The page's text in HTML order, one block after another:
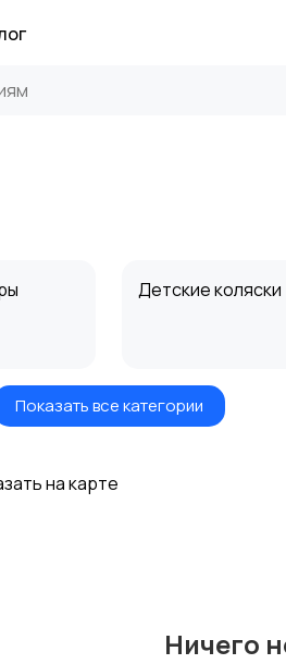
Детские коляски
Товары для мам
Показать все категории
на карте
Ничего